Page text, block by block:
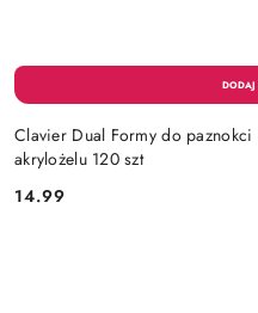
Clavier Dual Formy do
akrylożelu 120 szt
Cena:
14.99